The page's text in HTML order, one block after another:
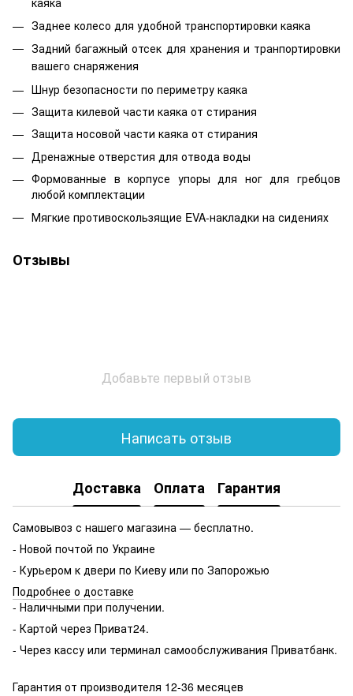
Заднее колесо для удобной транспортировки каяка
Задний багажный отсек для хранения и транпортировки
вашего снаряжения
Шнур безопасности по периметру каяка
Защита килевой части каяка от стирания
Защита носовой части каяка от стирания
Дренажные отверстия для отвода воды
Формованные в корпусе упоры для ног для гребцов
любой комплектации
Мягкие противоскользящие EVA-накладки на сидениях
Отзывы
Добавьте первый отзыв
Написать отзыв
Доставка Оплата Гарантия
Самовывоз с нашего магазина — бесплатно.
- Новой почтой по Украине
- Курьером к двери по Киеву или по Запорожью
Подробнее о доставке
- Наличными при получении.
- Картой через Приват24.
- Через кассу или терминал самообслуживания Приватбанк.
Гарантия от производителя 12-36 месяцев